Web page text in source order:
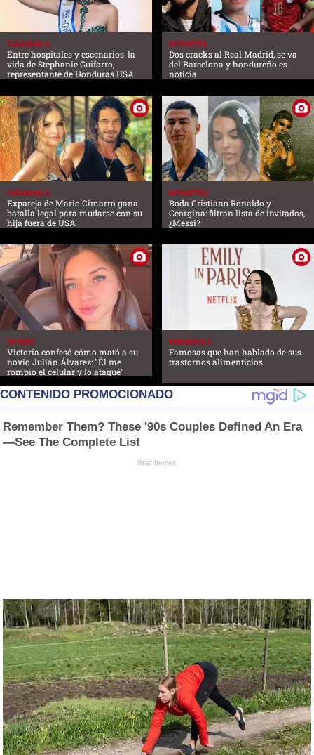
FARANDULA
Entre hospitales y escenarios: la
vida de Stephanie Guifarro,
representante de Honduras USA
DEPORTES
Dos cracks al Real Madrid, se va
del Barcelona y hondureño es
noticia
FARANDULA
Expareja de Mario Cimarro gana
batalla legal para mudarse con su
hija fuera de USA
DEPORTES
Boda Cristiano Ronaldo y
Georgina: filtran lista de invitados,
¿Messi?
MUNDO
Victoria confesó cómo mató a su
novio Julián Álvarez: "Él me
rompió el celular y lo ataqué"
FARANDULA
Famosas que han hablado de sus
trastornos alimenticios
CONTENIDO PROMOCIONADO
Remember Them? These '90s Couples Defined An Era
—See The Complete List
Brainberries